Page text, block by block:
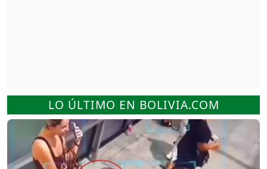
LO ÚLTIMO EN BOLIVIA.COM